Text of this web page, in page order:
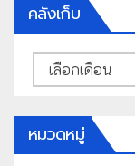
คลังเก็บ
คลัง
เก็บ
หมวดหมู่